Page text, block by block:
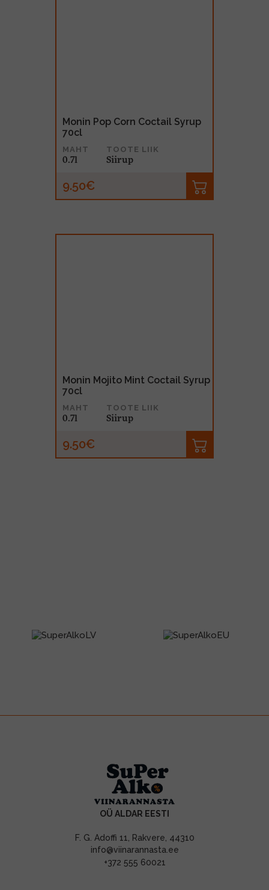
Monin Pop Corn Coctail Syrup
70cl
MAHT
0.7l
TOOTE LIIK
Siirup
9.50€
Monin Mojito Mint Coctail Syrup
70cl
MAHT
0.7l
TOOTE LIIK
Siirup
9.50€
OÜ ALDAR EESTI
F. G. Adoffi 11, Rakvere, 44310
info@viinarannasta.ee
+372 555 60021